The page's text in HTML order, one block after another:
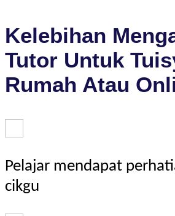
Kelebihan
Tutor Untuk
Rumah Atau
Pelajar mendapat
cikgu